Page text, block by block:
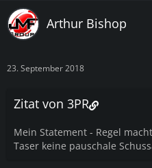
Arthur Bishop
23. September 2018
Zitat von 3PR
Mein Statement - Regel
Taser keine pauschale